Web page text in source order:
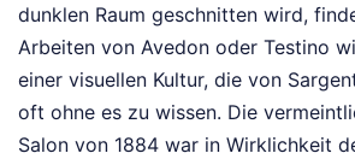
dunklen Raum geschnitten wird,
Arbeiten von Avedon oder Testino
einer visuellen Kultur, die von
oft ohne es zu wissen. Die
Salon von 1884 war in Wirklichkeit